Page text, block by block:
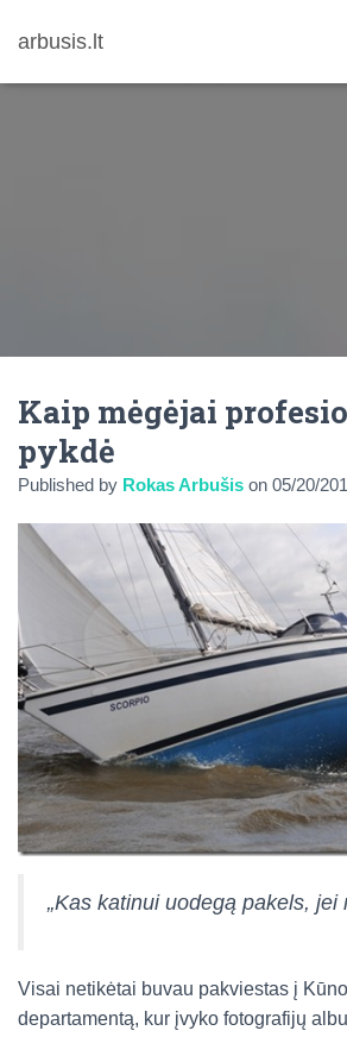
arbusis.lt
Kaip mėgėjai
pykdė
Published by Rokas Arbušis on 05/20/
„Kas katinui uodegą pakels, jei
Visai netikėtai buvau pakviestas į
departamentą, kur įvyko fotografijų